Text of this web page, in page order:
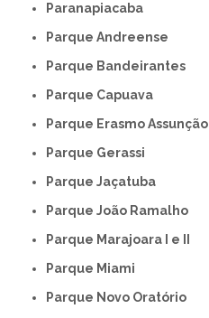
Paranapiacaba
Parque Andreense
Parque Bandeirantes
Parque Capuava
Parque Erasmo Assunção
Parque Gerassi
Parque Jaçatuba
Parque João Ramalho
Parque Marajoara I e II
Parque Miami
Parque Novo Oratório